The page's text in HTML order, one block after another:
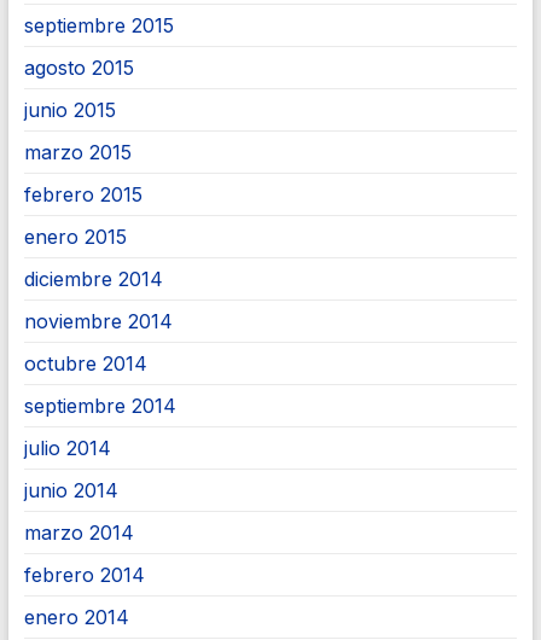
septiembre 2015
agosto 2015
junio 2015
marzo 2015
febrero 2015
enero 2015
diciembre 2014
noviembre 2014
octubre 2014
septiembre 2014
julio 2014
junio 2014
marzo 2014
febrero 2014
enero 2014